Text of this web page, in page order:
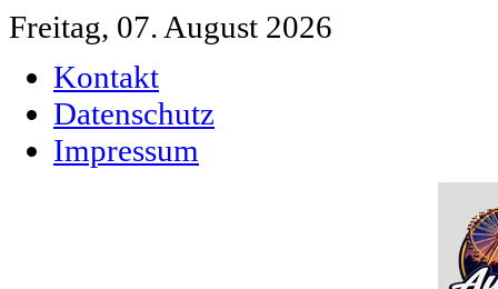
Freitag, 07. August 2026
Kontakt
Datenschutz
Impressum